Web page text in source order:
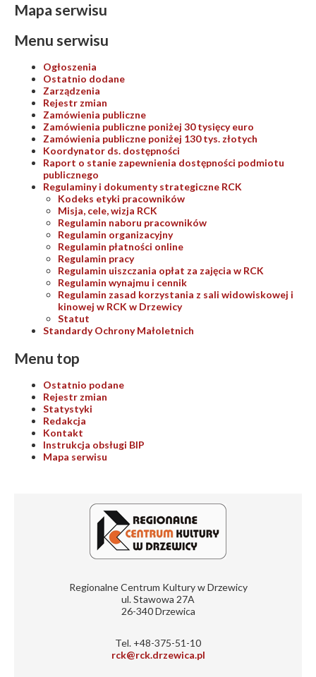
Mapa serwisu
Menu serwisu
Ogłoszenia
Ostatnio dodane
Zarządzenia
Rejestr zmian
Zamówienia publiczne
Zamówienia publiczne poniżej 30 tysięcy euro
Zamówienia publiczne poniżej 130 tys. złotych
Koordynator ds. dostępności
Raport o stanie zapewnienia dostępności podmiotu
publicznego
Regulaminy i dokumenty strategiczne RCK
Kodeks etyki pracowników
Misja, cele, wizja RCK
Regulamin naboru pracowników
Regulamin organizacyjny
Regulamin płatności online
Regulamin pracy
Regulamin uiszczania opłat za zajęcia w RCK
Regulamin wynajmu i cennik
Regulamin zasad korzystania z sali widowiskowej i
kinowej w RCK w Drzewicy
Statut
Standardy Ochrony Małoletnich
Menu top
Ostatnio podane
Rejestr zmian
Statystyki
Redakcja
Kontakt
Instrukcja obsługi BIP
Mapa serwisu
Regionalne Centrum Kultury w Drzewicy
ul. Stawowa 27A
26-340 Drzewica
Tel. +48-375-51-10
rck@rck.drzewica.pl